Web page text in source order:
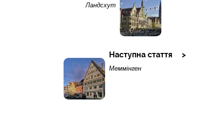
Ландсхут
Наступна стаття
Меммінген